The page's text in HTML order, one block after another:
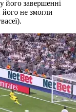
його завершенні
його не змогли